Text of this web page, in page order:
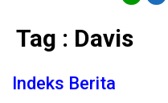
Tag : Davis
Indeks Berita